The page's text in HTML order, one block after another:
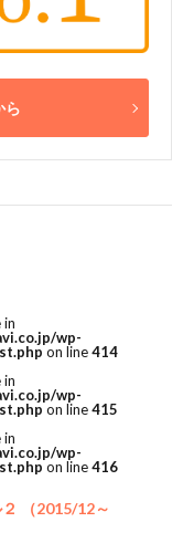
ら
in
wp-
on line414
in
wp-
on line415
in
wp-
on line416
（2015/12～